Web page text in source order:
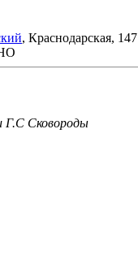
, Краснодарская, 147
Г.С Сковороды